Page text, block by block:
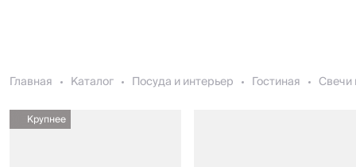
Главная Каталог Посуда и интерьер Гостиная Свечи
Крупнее